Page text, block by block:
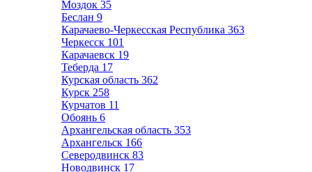
Моздок 35
Беслан 9
Карачаево-Черкесская Республика 363
Черкесск 101
Карачаевск 19
Теберда 17
Курская область 362
Курск 258
Курчатов 11
Обоянь 6
Архангельская область 353
Архангельск 166
Северодвинск 83
Новодвинск 17